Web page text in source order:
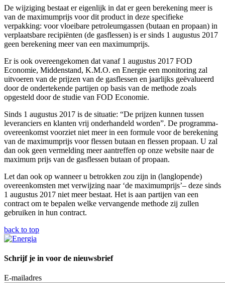
De wijziging bestaat er eigenlijk in dat er geen berekening meer is
van de maximumprijs voor dit product in deze specifieke
verpakking: voor vloeibare petroleumgassen (butaan en propaan) in
verplaatsbare recipiënten (de gasflessen) is er sinds 1 augustus 2017
geen berekening meer van een maximumprijs.
Er is ook overeengekomen dat vanaf 1 augustus 2017 FOD
Economie, Middenstand, K.M.O. en Energie een monitoring zal
uitvoeren van de prijzen van de gasflessen en jaarlijks geëvalueerd
door de ondertekende partijen op basis van de methode zoals
opgesteld door de studie van FOD Economie.
Sinds 1 augustus 2017 is de situatie: “De prijzen kunnen tussen
leveranciers en klanten vrij onderhandeld worden”. De programma-
overeenkomst voorziet niet meer in een formule voor de berekening
van de maximumprijs voor flessen butaan en flessen propaan. U zal
dan ook geen vermelding meer aantreffen op onze website naar de
maximum prijs van de gasflessen butaan of propaan.
Let dan ook op wanneer u betrokken zou zijn in (langlopende)
overeenkomsten met verwijzing naar ‘de maximumprijs’– deze sinds
1 augustus 2017 niet meer bestaat. Het is aan partijen van een
contract om te bepalen welke vervangende methode zij zullen
gebruiken in hun contract.
back to top
Schrijf je in voor de nieuwsbrief
E-mailadres